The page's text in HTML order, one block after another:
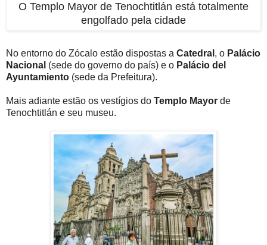
O Templo Mayor de Tenochtitlán está totalmente
engolfado pela cidade
No entorno do Zócalo estão dispostas a Catedral , o Palácio
Nacional (sede do governo do país) e o Palácio del
Ayuntamiento (sede da Prefeitura).
Mais adiante estão os vestígios do Templo Mayor de
Tenochtitlán e seu museu.